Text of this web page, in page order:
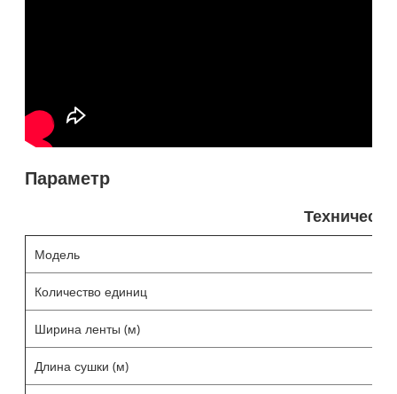
Параметр
Модель
Количество единиц
Ширина ленты (м)
Длина сушки (м)